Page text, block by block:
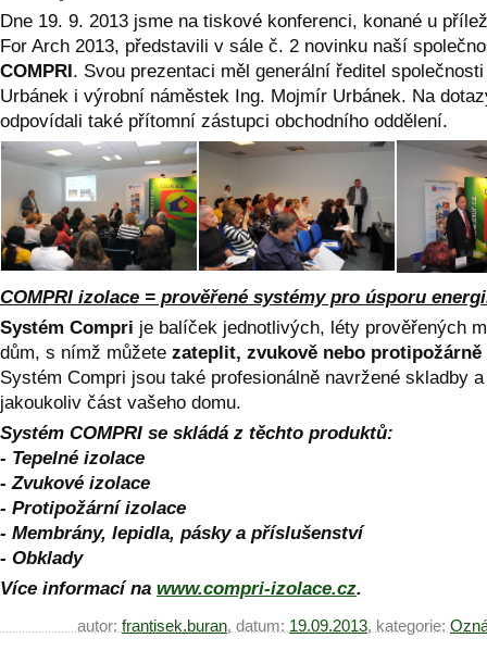
Dne 19. 9. 2013 jsme na tiskové konferenci, konané u
For Arch 2013, představili v sále č. 2 novinku naší
COMPRI. Svou prezentaci měl generální ředitel
Urbánek i výrobní náměstek Ing. Mojmír Urbánek. Na
odpovídali také přítomní zástupci obchodního oddělení.
COMPRI izolace = prověřené systémy pro úsporu
Systém Compri je balíček jednotlivých, léty prověřených
dům, s nímž můžete zateplit, zvukově nebo
Systém Compri jsou také profesionálně navržené skladby
jakoukoliv část vašeho domu.
Systém COMPRI se skládá z těchto produktů:
- Tepelné izolace
- Zvukové izolace
- Protipožární izolace
- Membrány, lepidla, pásky a příslušenství
- Obklady
Více informací na www.compri-izolace.cz.
autor: frantisek.buran, datum: 19.09.2013, kategorie: